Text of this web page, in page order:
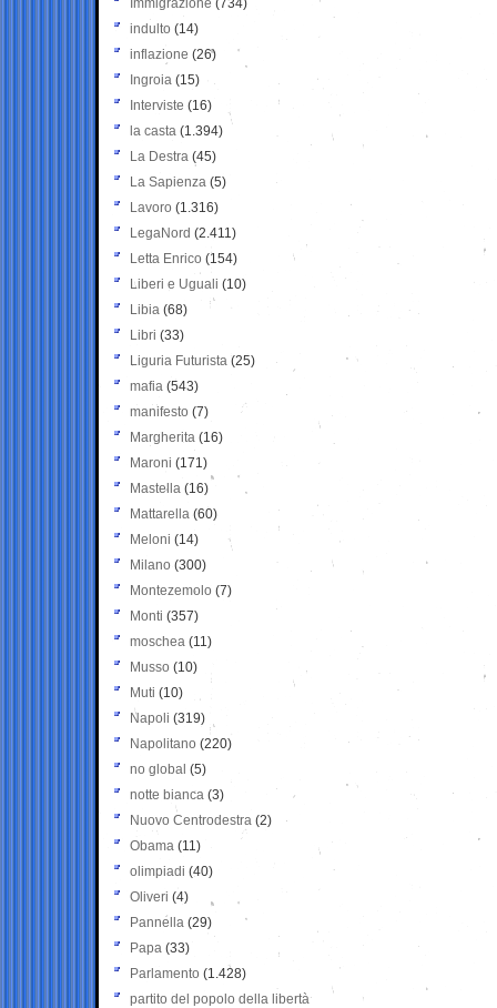
Immigrazione (734)
indulto (14)
inflazione (26)
Ingroia (15)
Interviste (16)
la casta (1.394)
La Destra (45)
La Sapienza (5)
Lavoro (1.316)
LegaNord (2.411)
Letta Enrico (154)
Liberi e Uguali (10)
Libia (68)
Libri (33)
Liguria Futurista (25)
mafia (543)
manifesto (7)
Margherita (16)
Maroni (171)
Mastella (16)
Mattarella (60)
Meloni (14)
Milano (300)
Montezemolo (7)
Monti (357)
moschea (11)
Musso (10)
Muti (10)
Napoli (319)
Napolitano (220)
no global (5)
notte bianca (3)
Nuovo Centrodestra (2)
Obama (11)
olimpiadi (40)
Oliveri (4)
Pannella (29)
Papa (33)
Parlamento (1.428)
partito del popolo della libertà